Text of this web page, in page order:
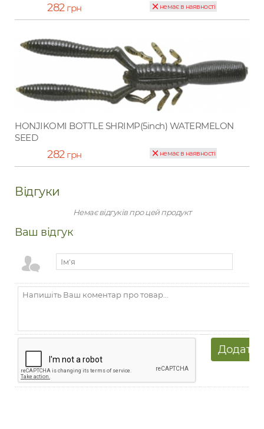
282грн немає в наявності
HONJIKOMI BOTTLE SHRIMP(5inch) WATERMELON
SEED
282грн немає в наявності
Відгуки
Немає відгуків про цей продукт
Ваш відгук